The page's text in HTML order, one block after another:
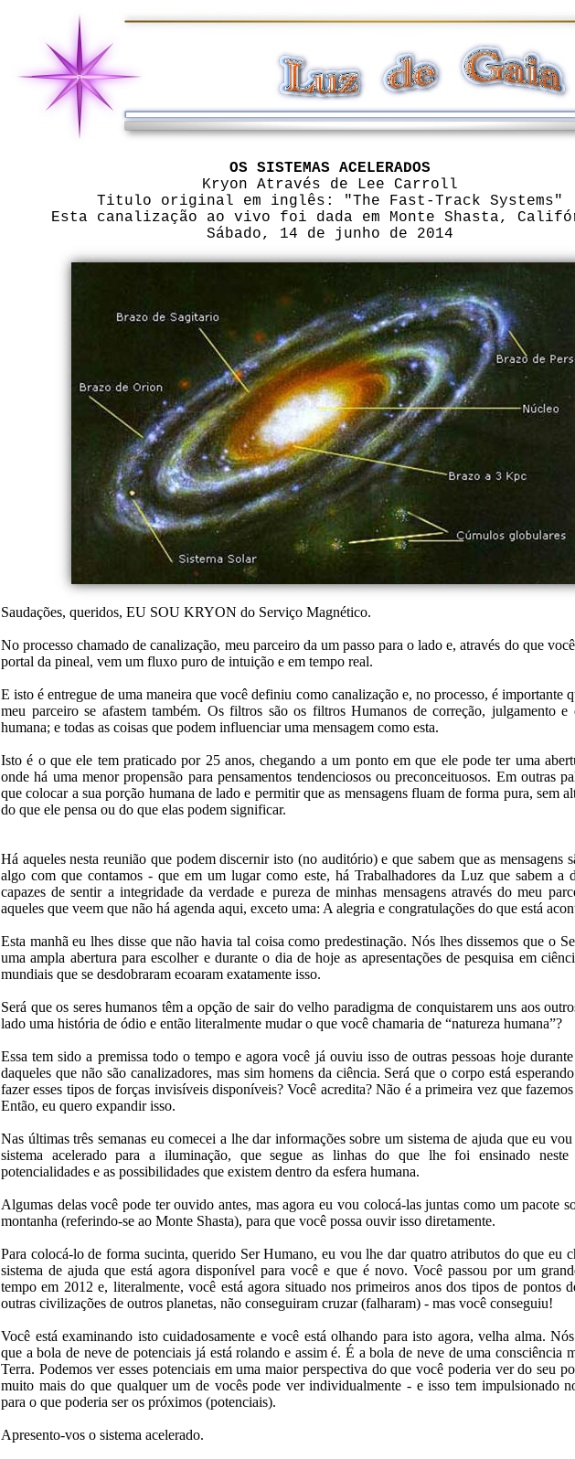
OS SISTEMAS ACELERADOS
Kryon Através de Lee Carroll
Titulo original em inglês: "The Fast-Track Systems"
Esta canalização ao vivo foi dada em Monte Shasta,
Sábado, 14 de junho de 2014
Saudações, queridos, EU SOU KRYON do Serviço Magnético.
No processo chamado de canalização, meu parceiro da um passo para o lado e, através do que
portal da pineal, vem um fluxo puro de intuição e em tempo real.
E isto é entregue de uma maneira que você definiu como canalização e, no processo, é importante
meu parceiro se afastem também. Os filtros são os filtros Humanos de correção, julgamento e
humana; e todas as coisas que podem influenciar uma mensagem como esta.
Isto é o que ele tem praticado por 25 anos, chegando a um ponto em que ele pode ter uma
onde há uma menor propensão para pensamentos tendenciosos ou preconceituosos. Em outras
que colocar a sua porção humana de lado e permitir que as mensagens fluam de forma pura, sem
do que ele pensa ou do que elas podem significar.
Há aqueles nesta reunião que podem discernir isto (no auditório) e que sabem que as mensagens
algo com que contamos - que em um lugar como este, há Trabalhadores da Luz que sabem a
capazes de sentir a integridade da verdade e pureza de minhas mensagens através do meu
aqueles que veem que não há agenda aqui, exceto uma: A alegria e congratulações do que está
Esta manhã eu lhes disse que não havia tal coisa como predestinação. Nós lhes dissemos que o
uma ampla abertura para escolher e durante o dia de hoje as apresentações de pesquisa em
mundiais que se desdobraram ecoaram exatamente isso.
Será que os seres humanos têm a opção de sair do velho paradigma de conquistarem uns aos
lado uma história de ódio e então literalmente mudar o que você chamaria de “natureza humana”?
Essa tem sido a premissa todo o tempo e agora você já ouviu isso de outras pessoas hoje
daqueles que não são canalizadores, mas sim homens da ciência. Será que o corpo está
fazer esses tipos de forças invisíveis disponíveis? Você acredita? Não é a primeira vez que fazemos
Então, eu quero expandir isso.
Nas últimas três semanas eu comecei a lhe dar informações sobre um sistema de ajuda que eu
sistema acelerado para a iluminação, que segue as linhas do que lhe foi ensinado
potencialidades e as possibilidades que existem dentro da esfera humana.
Algumas delas você pode ter ouvido antes, mas agora eu vou colocá-las juntas como um pacote
montanha (referindo-se ao Monte Shasta), para que você possa ouvir isso diretamente.
Para colocá-lo de forma sucinta, querido Ser Humano, eu vou lhe dar quatro atributos do que eu
sistema de ajuda que está agora disponível para você e que é novo. Você passou por um
tempo em 2012 e, literalmente, você está agora situado nos primeiros anos dos tipos de pontos
outras civilizações de outros planetas, não conseguiram cruzar (falharam) - mas você conseguiu!
Você está examinando isto cuidadosamente e você está olhando para isto agora, velha alma.
que a bola de neve de potenciais já está rolando e assim é. É a bola de neve de uma consciência
Terra. Podemos ver esses potenciais em uma maior perspectiva do que você poderia ver do seu
muito mais do que qualquer um de vocês pode ver individualmente - e isso tem impulsionado
para o que poderia ser os próximos (potenciais).
Apresento-vos o sistema acelerado.